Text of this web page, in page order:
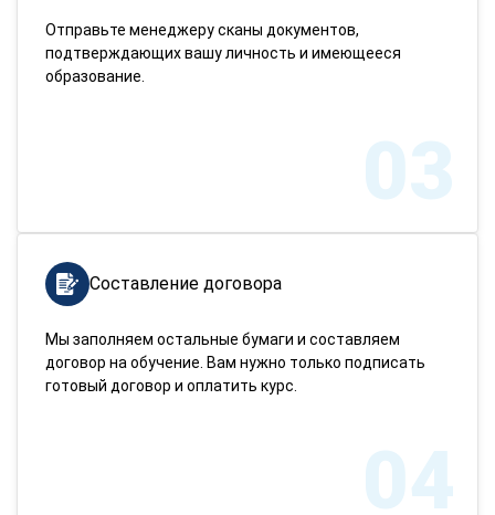
Отправьте менеджеру сканы документов,
подтверждающих вашу личность и имеющееся
образование.
03
Составление договора
Мы заполняем остальные бумаги и составляем
договор на обучение. Вам нужно только подписать
готовый договор и оплатить курс.
04